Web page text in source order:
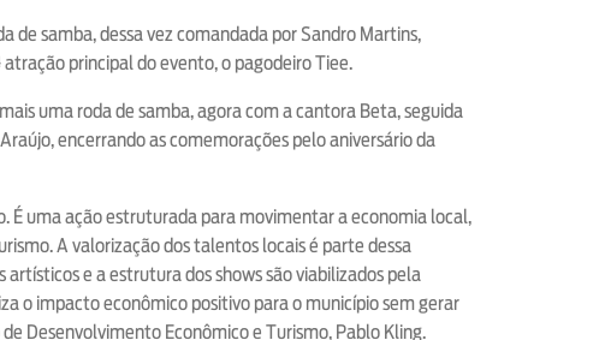
de samba, dessa vez comandada por Sandro Martins,
principal do evento, o pagodeiro Tiee.
uma roda de samba, agora com a cantora Beta, seguida
encerrando as comemorações pelo aniversário da
É uma ação estruturada para movimentar a economia local,
A valorização dos talentos locais é parte dessa
e a estrutura dos shows são viabilizados pela
o impacto econômico positivo para o município sem gerar
Desenvolvimento Econômico e Turismo, Pablo Kling.